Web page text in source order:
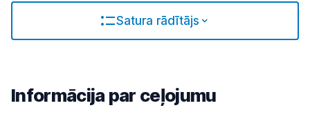
Satura rādītājs
Informācija par ceļojumu